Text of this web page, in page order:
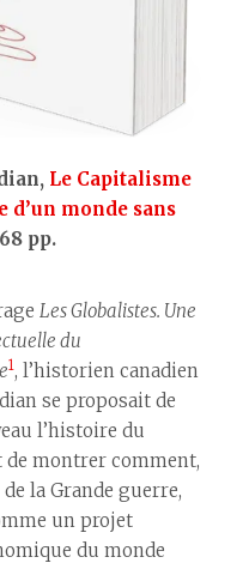
Le Capitalisme
d’un monde sans
pp.
Les Globalistes. Une
du
1, l’historien canadien
se proposait de
l’histoire du
de montrer comment,
la Grande guerre,
un projet
du monde